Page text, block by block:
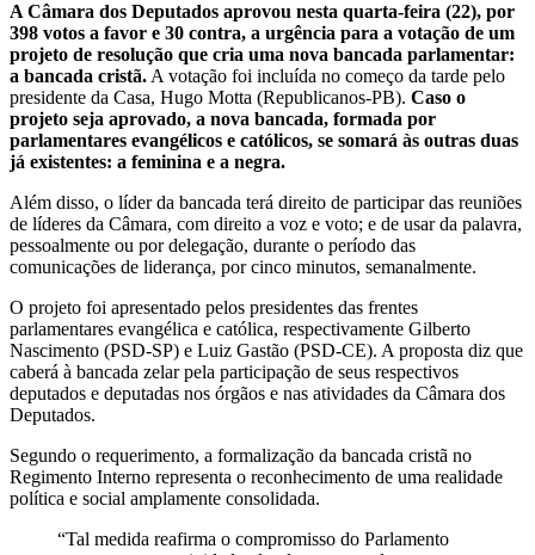
A Câmara dos Deputados aprovou nesta quarta-feira (22), por
398 votos a favor e 30 contra, a urgência para a votação de um
projeto de resolução que cria uma nova bancada parlamentar:
a bancada cristã. A votação foi incluída no começo da tarde pelo
presidente da Casa, Hugo Motta (Republicanos-PB). Caso o
projeto seja aprovado, a nova bancada, formada por
parlamentares evangélicos e católicos, se somará às outras duas
já existentes: a feminina e a negra.
Além disso, o líder da bancada terá direito de participar das reuniões
de líderes da Câmara, com direito a voz e voto; e de usar da palavra,
pessoalmente ou por delegação, durante o período das
comunicações de liderança, por cinco minutos, semanalmente.
O projeto foi apresentado pelos presidentes das frentes
parlamentares evangélica e católica, respectivamente Gilberto
Nascimento (PSD-SP) e Luiz Gastão (PSD-CE). A proposta diz que
caberá à bancada zelar pela participação de seus respectivos
deputados e deputadas nos órgãos e nas atividades da Câmara dos
Deputados.
Segundo o requerimento, a formalização da bancada cristã no
Regimento Interno representa o reconhecimento de uma realidade
política e social amplamente consolidada.
“Tal medida reafirma o compromisso do Parlamento